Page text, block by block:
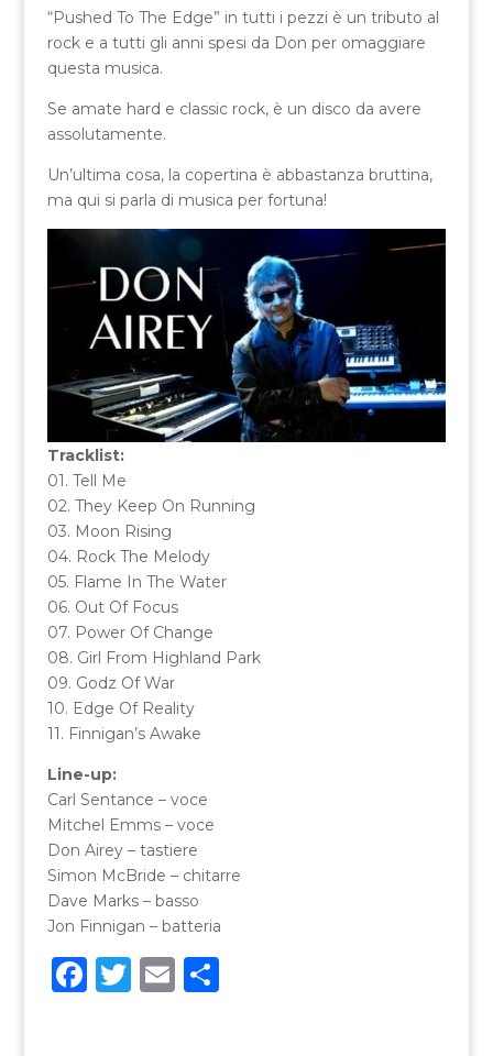
“Pushed To The Edge” in tutti i pezzi è un tributo al
rock e a tutti gli anni spesi da Don per omaggiare
questa musica.
Se amate hard e classic rock, è un disco da avere
assolutamente.
Un’ultima cosa, la copertina è abbastanza bruttina,
ma qui si parla di musica per fortuna!
Tracklist:
01. Tell Me
02. They Keep On Running
03. Moon Rising
04. Rock The Melody
05. Flame In The Water
06. Out Of Focus
07. Power Of Change
08. Girl From Highland Park
09. Godz Of War
10. Edge Of Reality
11. Finnigan’s Awake
Line-up:
Carl Sentance – voce
Mitchel Emms – voce
Don Airey – tastiere
Simon McBride – chitarre
Dave Marks – basso
Jon Finnigan – batteria
F T E C